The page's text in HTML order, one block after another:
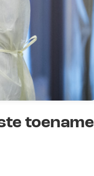
toename